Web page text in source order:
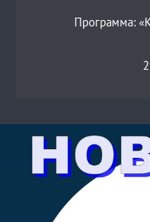
Программа: